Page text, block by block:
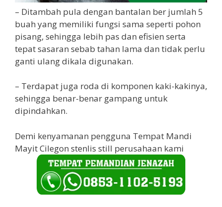
– Ditambah pula dengan bantalan ber jumlah 5
buah yang memiliki fungsi sama seperti pohon
pisang, sehingga lebih pas dan efisien serta
tepat sasaran sebab tahan lama dan tidak perlu
ganti ulang dikala digunakan.
– Terdapat juga roda di komponen kaki-kakinya,
sehingga benar-benar gampang untuk
dipindahkan.
Demi kenyamanan pengguna Tempat Mandi
Mayit Cilegon stenlis still perusahaan kami